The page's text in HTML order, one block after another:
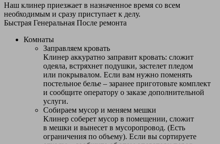
Наш клинер приезжает в назначенное время со всем
необходимым и сразу приступает к делу.
Быстрая Генеральная После ремонта
Комнаты
Заправляем кровать
Клинер аккуратно заправит кровать: сложит
одеяла, встряхнет подушки, застелет пледом
или покрывалом. Если вам нужно поменять
постельное белье – заранее приготовьте комплект
и сообщите оператору о заказе дополнительной
услуги.
Собираем мусор и меняем мешки
Клинер соберет мусор в помещении, сложит
в мешки и вынесет в мусоропровод. (Есть
ограничения по объему). Если вы сортируете